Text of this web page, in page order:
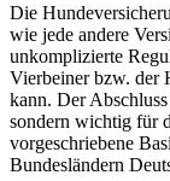
Die
wie jede andere
unkomplizierte
Vierbeiner bzw. der
kann. Der
sondern wichtig für
vorgeschriebene
Bundesländern